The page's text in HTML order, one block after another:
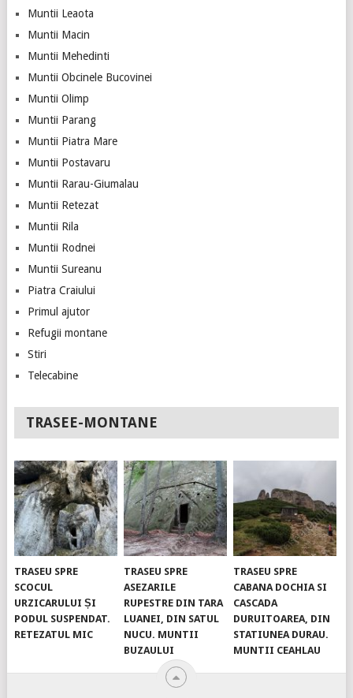
Muntii Leaota
Muntii Macin
Muntii Mehedinti
Muntii Obcinele Bucovinei
Muntii Olimp
Muntii Parang
Muntii Piatra Mare
Muntii Postavaru
Muntii Rarau-Giumalau
Muntii Retezat
Muntii Rila
Muntii Rodnei
Muntii Sureanu
Piatra Craiului
Primul ajutor
Refugii montane
Stiri
Telecabine
TRASEE-MONTANE
TRASEU SPRE
SCOCUL
URZICARULUI ȘI
PODUL SUSPENDAT.
RETEZATUL MIC
TRASEU SPRE
ASEZARILE
RUPESTRE DIN TARA
LUANEI, DIN SATUL
NUCU. MUNTII
BUZAULUI
TRASEU SPRE
CABANA DOCHIA SI
CASCADA
DURUITOAREA, DIN
STATIUNEA DURAU.
MUNTII CEAHLAU